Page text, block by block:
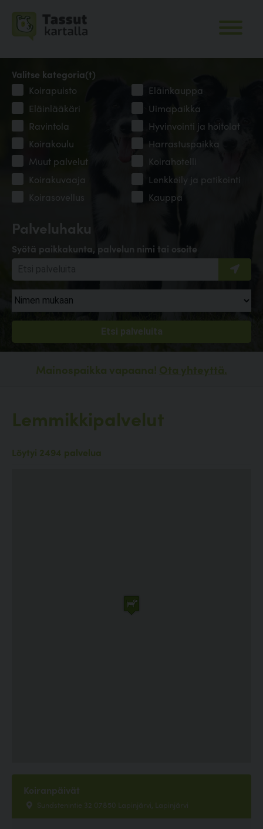
Palveluhaku
Syötä paikkakunta, palvelun nimi tai osoite
Valitse kategoria(t)
Koirapuisto
Eläinkauppa
Eläinlääkäri
Uimapaikka
Ravintola
Hyvinvointi ja hoitolat
Koirakoulu
Harrastuspaikka
Muut palvelut
Koirahotelli
Koirakuvaaja
Lenkkeily ja patikointi
Koirasovellus
Kauppa
Mainospaikka vapaana! Ota yhteyttä.
Lemmikkipalvelut
Löytyi 2494 palvelua
Koiranpäivät
Sundstenintie 32 07850 Lapinjärvi, Lapinjärvi